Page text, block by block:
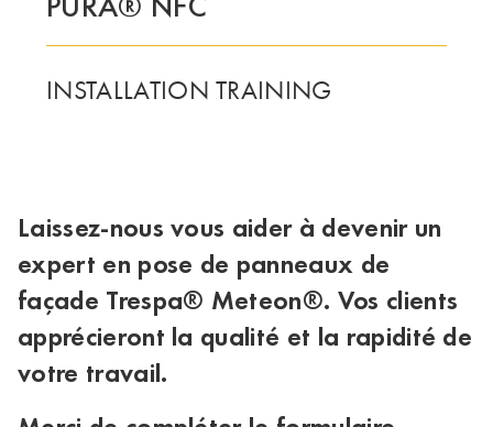
INSTALLATION TRAINING
Laissez-nous vous aider à devenir un
expert en pose de panneaux de
façade Trespa® Meteon®. Vos clients
apprécieront la qualité et la rapidité de
votre travail.